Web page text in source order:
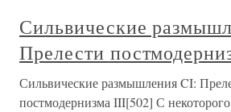
Сильвические
Прелести
Сильвические размышления CI:
постмодернизма III[502] С